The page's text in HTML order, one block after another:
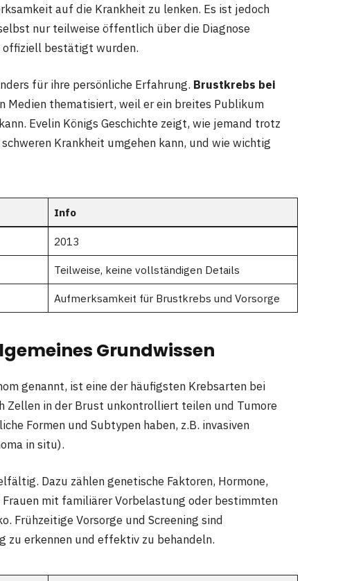
auf die Krankheit zu lenken. Es ist jedoch
nur teilweise öffentlich über die Diagnose
offiziell bestätigt wurden.
für ihre persönliche Erfahrung. Brustkrebs bei
Medien thematisiert, weil er ein breites Publikum
Evelin Königs Geschichte zeigt, wie jemand trotz
Krankheit umgehen kann, und wie wichtig
Info
2013
Teilweise, keine vollständigen Details
Aufmerksamkeit für Brustkrebs und Vorsorge
Grundwissen
genannt, ist eine der häufigsten Krebsarten bei
Zellen in der Brust unkontrolliert teilen und Tumore
Formen und Subtypen haben, z.B. invasiven
in situ).
Dazu zählen genetische Faktoren, Hormone,
mit familiärer Vorbelastung oder bestimmten
Frühzeitige Vorsorge und Screening sind
erkennen und effektiv zu behandeln.